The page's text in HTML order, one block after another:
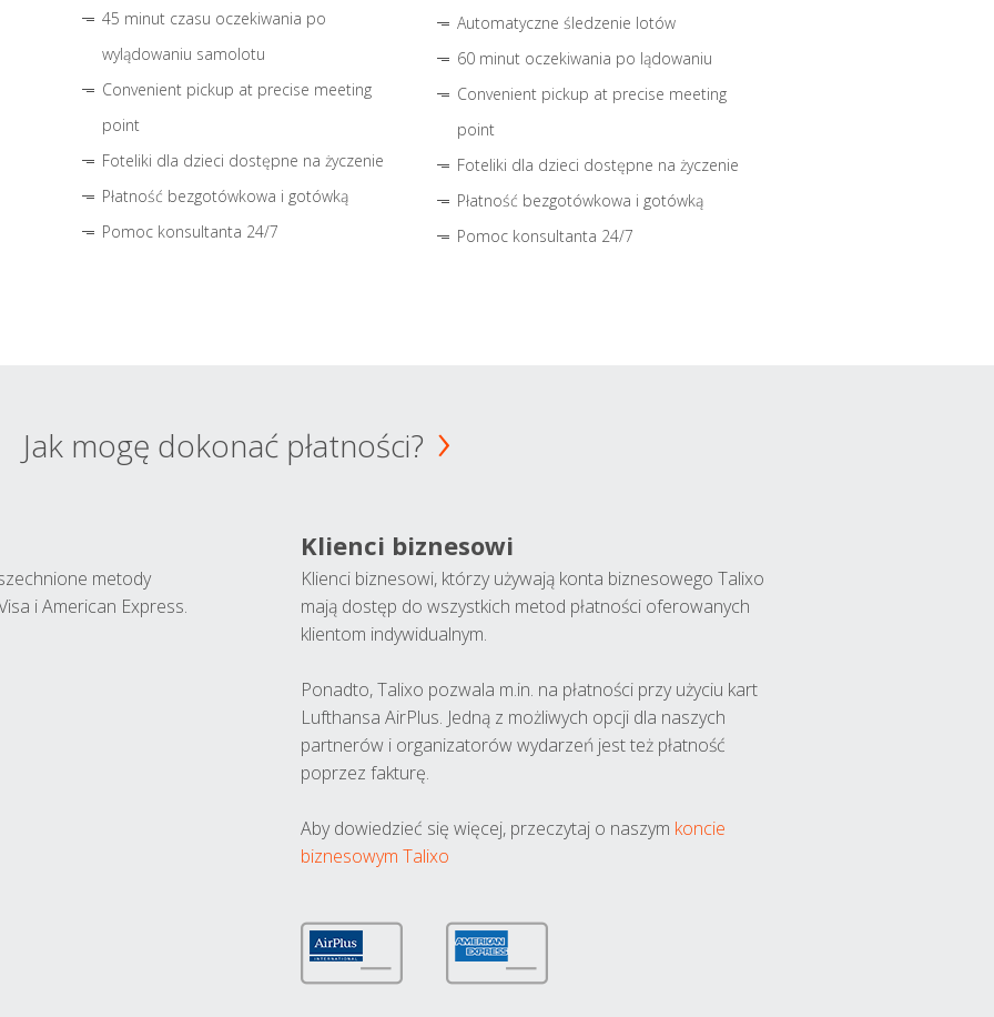
45 minut czasu oczekiwania po
wylądowaniu samolotu
Convenient pickup at precise meeting
point
Foteliki dla dzieci dostępne na życzenie
Płatność bezgotówkowa i gotówką
Pomoc konsultanta 24/7
Automatyczne śledzenie lotów
60 minut oczekiwania po lądowaniu
Convenient pickup at precise meeting
point
Foteliki dla dzieci dostępne na życzenie
Płatność bezgotówkowa i gotówką
Pomoc konsultanta 24/7
Jak mogę dokonać płatności?
metody
i American Express.
Klienci biznesowi
Klienci biznesowi, którzy używają konta biznesowego Talixo
mają dostęp do wszystkich metod płatności oferowanych
klientom indywidualnym.
Ponadto, Talixo pozwala m.in. na płatności przy użyciu kart
Lufthansa AirPlus. Jedną z możliwych opcji dla naszych
partnerów i organizatorów wydarzeń jest też płatność
poprzez fakturę.
Aby dowiedzieć się więcej, przeczytaj o naszym koncie
biznesowym Talixo